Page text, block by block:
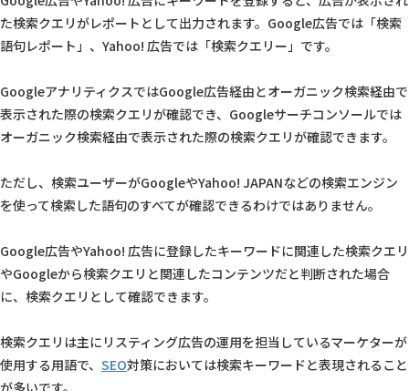
た検索クエリがレポートとして出力されます。Google広告では「検索
語句レポート」、Yahoo! 広告では「検索クエリー」です。
GoogleアナリティクスではGoogle広告経由とオーガニック検索経由で
表示された際の検索クエリが確認でき、Googleサーチコンソールでは
オーガニック検索経由で表示された際の検索クエリが確認できます。
ただし、検索ユーザーがGoogleやYahoo! JAPANなどの検索エンジン
を使って検索した語句のすべてが確認できるわけではありません。
Google広告やYahoo! 広告に登録したキーワードに関連した検索クエリ
やGoogleから検索クエリと関連したコンテンツだと判断された場合
に、検索クエリとして確認できます。
検索クエリは主にリスティング広告の運用を担当しているマーケターが
使用する用語で、 SEO対策においては検索キーワードと表現されること